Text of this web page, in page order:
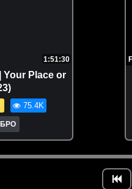
1:51:30
Your Place or
75.4K